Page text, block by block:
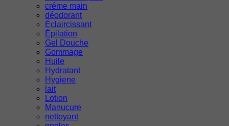
créme main
déodorant
Éclaircissant
Épilation
Gel Douche
Gommage
Huile
Hydratant
Hygiene
lait
Lotion
Manucure
nettoyant